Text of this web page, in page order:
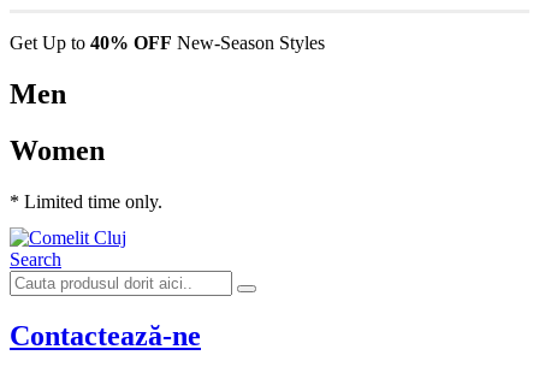
Get Up to 40% OFF New-Season Styles
Men
Women
* Limited time only.
Search
Contactează-ne